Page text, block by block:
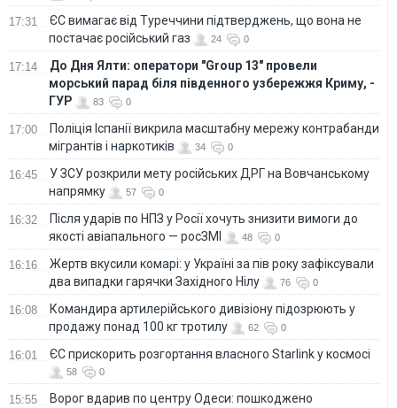
17:31
ЄС вимагає від Туреччини підтверджень, що вона не
постачає російський газ
24 0
17:14
До Дня Ялти: оператори "Group 13" провели
морський парад біля південного узбережжя Криму, -
ГУР
83 0
17:00
Поліція Іспанії викрила масштабну мережу контрабанди
мігрантів і наркотиків
34 0
16:45
У ЗСУ розкрили мету російських ДРГ на Вовчанському
напрямку
57 0
16:32
Після ударів по НПЗ у Росії хочуть знизити вимоги до
якості авіапального — росЗМІ
48 0
16:16
Жертв вкусили комарі: у Україні за пів року зафіксували
два випадки гарячки Західного Нілу
76 0
16:08
Командира артилерійського дивізіону підозрюють у
продажу понад 100 кг тротилу
62 0
16:01 ЄС прискорить розгортання власного Starlink у космосі
58 0
15:55 Ворог вдарив по центру Одеси: пошкоджено